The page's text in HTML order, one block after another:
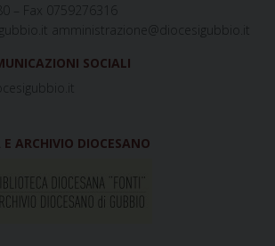
– Fax 0759276316
amministrazione@diocesigubbio.it
SOCIALI
ARCHIVIO DIOCESANO